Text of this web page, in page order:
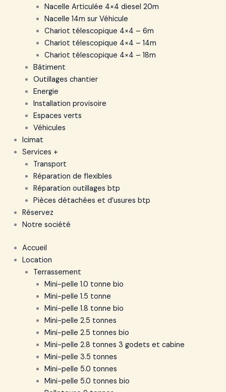
Nacelle Articulée 4×4 diesel 20m
Nacelle 14m sur Véhicule
Chariot télescopique 4×4 – 6m
Chariot télescopique 4×4 – 14m
Chariot télescopique 4×4 – 18m
Bâtiment
Outillages chantier
Energie
Installation provisoire
Espaces verts
Véhicules
Icimat
Services +
Transport
Réparation de flexibles
Réparation outillages btp
Pièces détachées et d’usures btp
Réservez
Notre société
Accueil
Location
Terrassement
Mini-pelle 1.0 tonne bio
Mini-pelle 1.5 tonne
Mini-pelle 1.8 tonne bio
Mini-pelle 2.5 tonnes
Mini-pelle 2.5 tonnes bio
Mini-pelle 2.8 tonnes 3 godets et cabine
Mini-pelle 3.5 tonnes
Mini-pelle 5.0 tonnes
Mini-pelle 5.0 tonnes bio